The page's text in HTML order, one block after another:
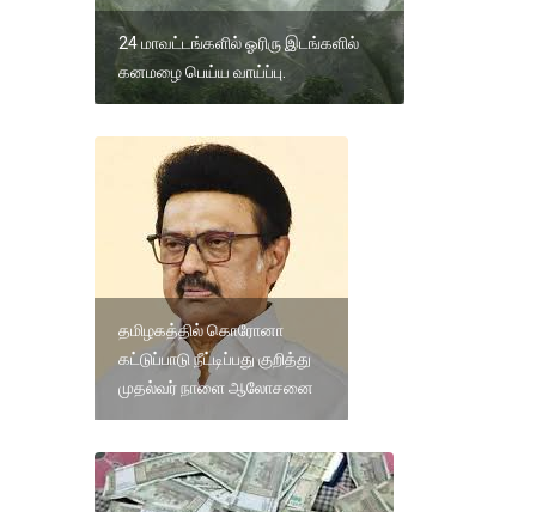
24 மாவட்டங்களில் ஓரிரு இடங்களில்
கனமழை பெய்ய வாய்ப்பு.
தமிழகத்தில் கொரோனா
கட்டுப்பாடு நீட்டிப்பது குறித்து
முதல்வர் நாளை ஆலோசனை